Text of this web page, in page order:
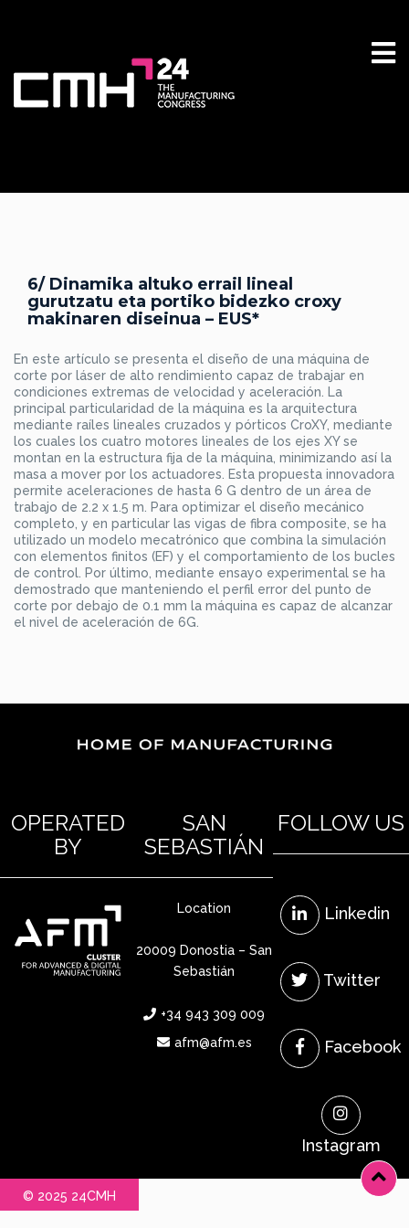
6/ Dinamika altuko errail lineal
gurutzatu eta portiko bidezko croxy
makinaren diseinua – EUS*
En este artículo se presenta el diseño de una máquina de
corte por láser de alto rendimiento capaz de trabajar en
condiciones extremas de velocidad y aceleración. La
principal particularidad de la máquina es la arquitectura
mediante raíles lineales cruzados y pórticos CroXY, mediante
los cuales los cuatro motores lineales de los ejes XY se
montan en la estructura fija de la máquina, minimizando así la
masa a mover por los actuadores. Esta propuesta innovadora
permite aceleraciones de hasta 6 G dentro de un área de
trabajo de 2.2 x 1.5 m. Para optimizar el diseño mecánico
completo, y en particular las vigas de fibra composite, se ha
utilizado un modelo mecatrónico que combina la simulación
con elementos finitos (EF) y el comportamiento de los bucles
de control. Por último, mediante ensayo experimental se ha
demostrado que manteniendo el perfil error del punto de
corte por debajo de 0.1 mm la máquina es capaz de alcanzar
el nivel de aceleración de 6G.
OPERATED
BY
SAN
SEBASTIÁN
Location
20009 Donostia – San
Sebastián
+34 943 309 009
afm@afm.es
FOLLOW US
Linkedin
Twitter
Facebook
Instagram
© 2025 24CMH